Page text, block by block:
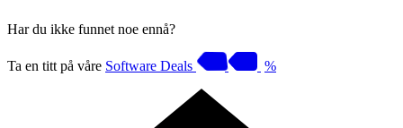
Har du ikke funnet noe ennå?
Ta en titt på våre Software Deals %